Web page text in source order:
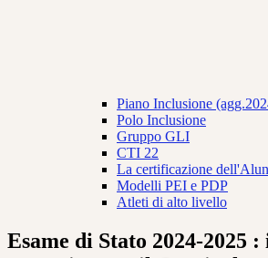
Piano Inclusione
Polo Inclusione
Gruppo GLI
CTI 22
La certificazione
Modelli PEI e PDP
Atleti di alto livello
Esame di Stato 2024-2025